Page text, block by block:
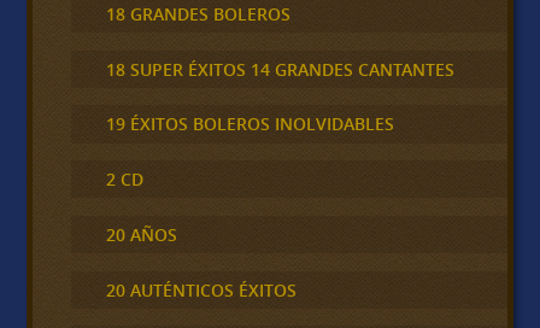
18 GRANDES BOLEROS
18 SUPER ÉXITOS 14 GRANDES CANTANTES
19 ÉXITOS BOLEROS INOLVIDABLES
2 CD
20 AÑOS
20 AUTÉNTICOS ÉXITOS